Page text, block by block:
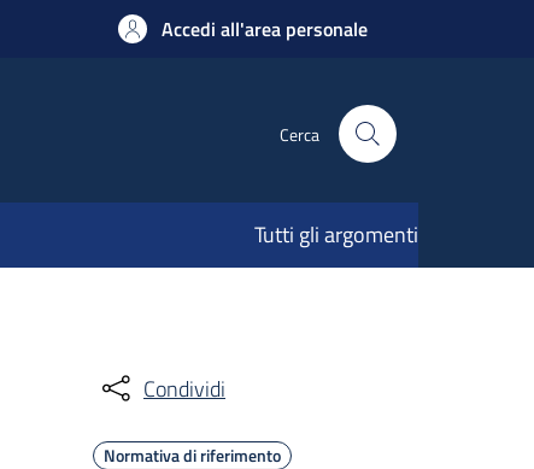
Accedi all'area personale
Cerca
Tutti gli argomenti
Condividi
Normativa di riferimento